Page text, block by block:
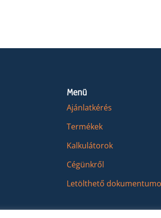
Menü
Ajánlatkérés
Termékek
Kalkulátorok
Cégünkről
Letölthető